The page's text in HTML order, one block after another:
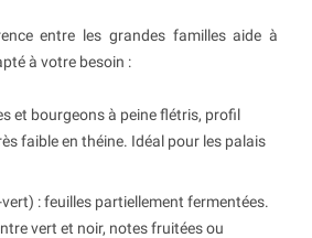
entre les grandes familles aide à
à votre besoin :
et bourgeons à peine flétris, profil
faible en théine. Idéal pour les palais
: feuilles partiellement fermentées.
vert et noir, notes fruitées ou